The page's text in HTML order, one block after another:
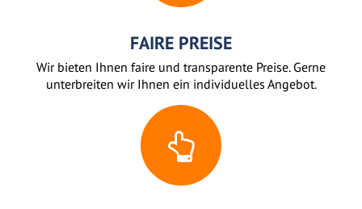
FAIRE PREISE
Wir bieten Ihnen faire und transparente Preise. Gerne
unterbreiten wir Ihnen ein individuelles Angebot.